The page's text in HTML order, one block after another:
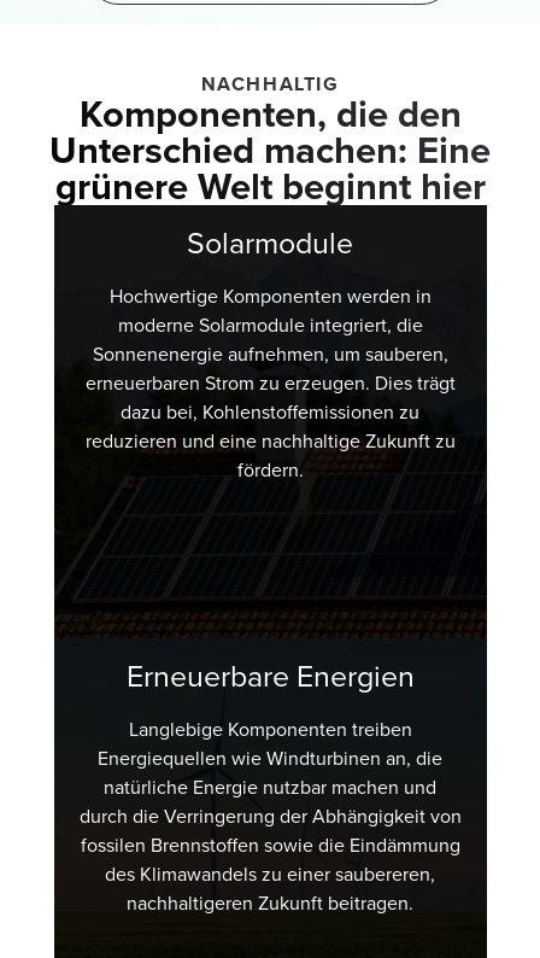
NACHHALTIG
Komponenten, die den
Unterschied machen: Eine
grünere Welt beginnt hier
Solarmodule
Hochwertige Komponenten werden in
moderne Solarmodule integriert, die
Sonnenenergie aufnehmen, um sauberen,
erneuerbaren Strom zu erzeugen. Dies trägt
dazu bei, Kohlenstoffemissionen zu
reduzieren und eine nachhaltige Zukunft zu
fördern.
Erneuerbare Energien
Langlebige Komponenten treiben
Energiequellen wie Windturbinen an, die
natürliche Energie nutzbar machen und
durch die Verringerung der Abhängigkeit von
fossilen Brennstoffen sowie die Eindämmung
des Klimawandels zu einer saubereren,
nachhaltigeren Zukunft beitragen.